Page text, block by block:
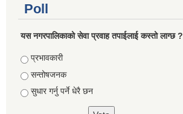
Poll
यस नगरपालिकाको सेवा प्रवाह तपाईलाई कस्तो लाग्छ ?
Choices
प्रभावकारी
सन्तोषजनक
सुधार गर्नु पर्ने धेरै छन